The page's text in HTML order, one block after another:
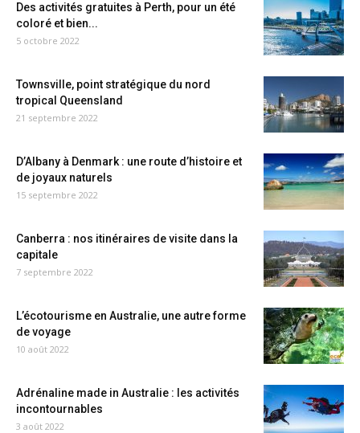
Des activités gratuites à Perth, pour un été
coloré et bien...
5 octobre 2022
Townsville, point stratégique du nord
tropical Queensland
21 septembre 2022
D’Albany à Denmark : une route d’histoire et
de joyaux naturels
15 septembre 2022
Canberra : nos itinéraires de visite dans la
capitale
7 septembre 2022
L’écotourisme en Australie, une autre forme
de voyage
10 août 2022
Adrénaline made in Australie : les activités
incontournables
3 août 2022